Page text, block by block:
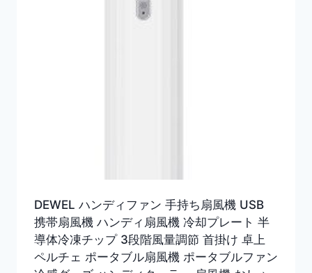
DEWEL ハンディファン 手持ち扇風機 USB
携帯扇風機 ハンディ扇風機 冷却プレート 半
導体冷凍チップ 3段階風量調節 首掛け 卓上
ペルチェ ポータブル扇風機 ポータブルファン